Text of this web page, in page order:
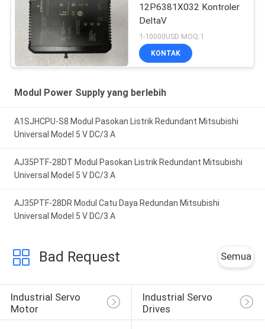
12P6381X032 Kontroler
DeltaV
1-10000USD MOQ:1
KONTAK
Modul Power Supply yang berlebih
A1SJHCPU-S8 Modul Pasokan Listrik Redundant Mitsubishi
Universal Model 5 V DC/3 A
AJ35PTF-28DT Modul Pasokan Listrik Redundant Mitsubishi
Universal Model 5 V DC/3 A
AJ35PTF-28DR Modul Catu Daya Redundan Mitsubishi
Universal Model 5 V DC/3 A
Bad Request Semua
Industrial Servo
Motor
Industrial Servo
Drives